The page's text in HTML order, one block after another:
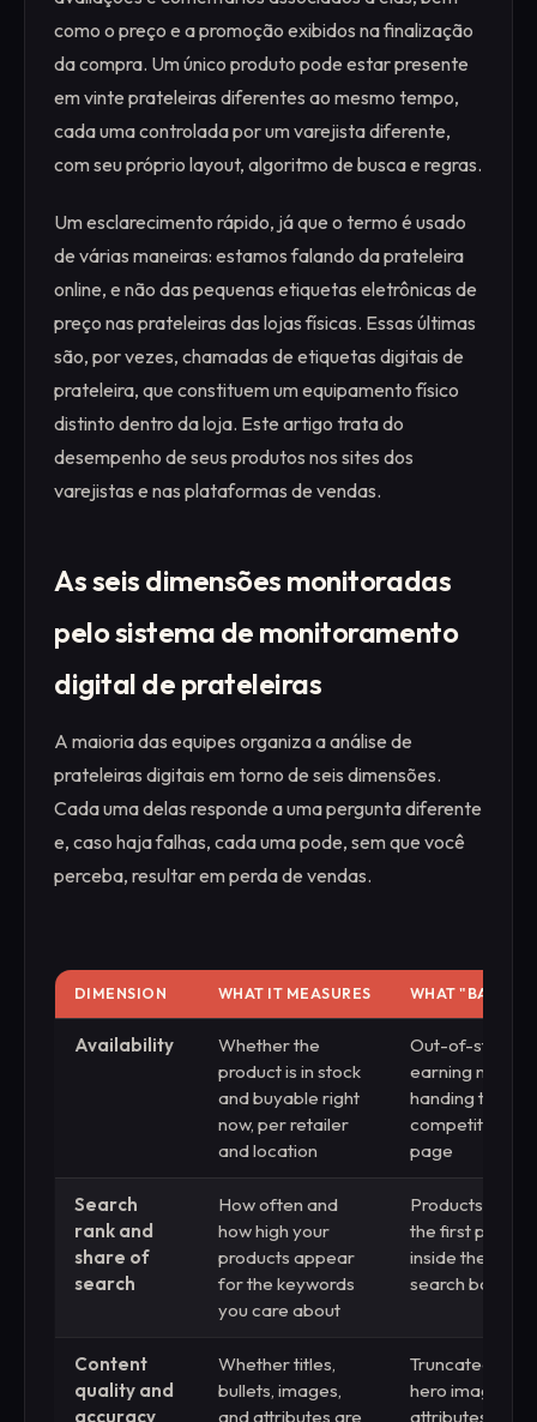
como o preço e a promoção exibidos na finalização
da compra. Um único produto pode estar presente
em vinte prateleiras diferentes ao mesmo tempo,
cada uma controlada por um varejista diferente,
com seu próprio layout, algoritmo de busca e regras.
Um esclarecimento rápido, já que o termo é usado
de várias maneiras: estamos falando da prateleira
online, e não das pequenas etiquetas eletrônicas de
preço nas prateleiras das lojas físicas. Essas últimas
são, por vezes, chamadas de etiquetas digitais de
prateleira, que constituem um equipamento físico
distinto dentro da loja. Este artigo trata do
desempenho de seus produtos nos sites dos
varejistas e nas plataformas de vendas.
As seis dimensões monitoradas
pelo sistema de monitoramento
digital de prateleiras
A maioria das equipes organiza a análise de
prateleiras digitais em torno de seis dimensões.
Cada uma delas responde a uma pergunta diferente
e, caso haja falhas, cada uma pode, sem que você
perceba, resultar em perda de vendas.
DIMENSION WHAT IT MEASURES WHAT "BAD"
Availability
Whether the
product is in stock
and buyable right
now, per retailer
and location
Out-of-stock
earning
handing the
competitor on
page
Search
rank and
share of
search
How often and
how high your
products appear
for the keywords
you care about
Products
the first page,
inside the
search box
Content
quality and
accuracy
Whether titles,
bullets, images,
and attributes are
Truncated
hero images,
attributes,